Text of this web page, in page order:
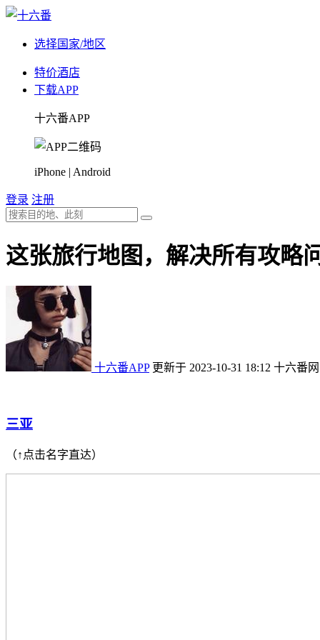
选择国家/地区
特价酒店
下载APP
十六番APP
iPhone | Android
登录 注册
这张旅行地图，解决所有攻略
十六番APP 更新于 2023-10-31 18:12 十六番
三亚
（↑点击名字直达）